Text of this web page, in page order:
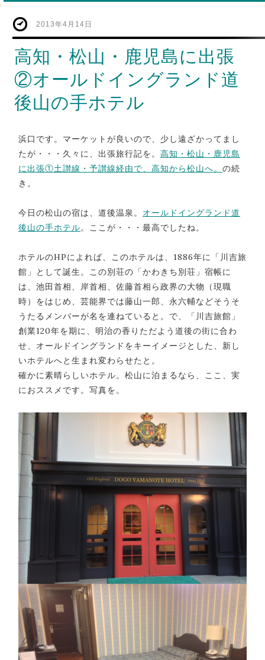
2013年4月14日
高知・松山・鹿児島に出張
②オールドイングランド道
後山の手ホテル
浜口です。マーケットが良いので、少し遠ざかってまし
たが・・・久々に、出張旅行記を。 高知・松山・鹿児島
に出張①土讃線・予讃線経由で、高知から松山へ。 の続
き。
今日の松山の宿は、道後温泉。 オールドイングランド道
後山の手ホテル。ここが・・・最高でしたね。
ホテルのHPによれば、このホテルは、1886年に「川吉旅
館」として誕生。この別荘の「かわきち別荘」宿帳に
は、池田首相、岸首相、佐藤首相ら政界の大物（現職
時）をはじめ、芸能界では藤山一郎、永六輔などそうそ
うたるメンバーが名を連ねていると。で、「川吉旅館」
創業120年を期に、明治の香りただよう道後の街に合わ
せ、オールドイングランドをキーイメージとした、新し
いホテルへと生まれ変わらせたと。
確かに素晴らしいホテル。松山に泊まるなら、ここ、実
におススメです。写真を。